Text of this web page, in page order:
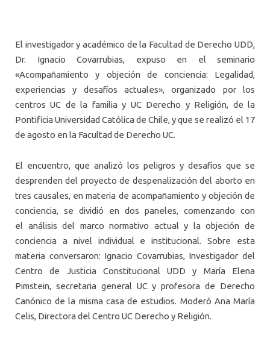
El investigador y académico de la Facultad de Derecho UDD,
Dr. Ignacio Covarrubias, expuso en el seminario
«Acompañamiento y objeción de conciencia: Legalidad,
experiencias y desafíos actuales», organizado por los
centros UC de la familia y UC Derecho y Religión, de la
Pontificia Universidad Católica de Chile, y que se realizó el 17
de agosto en la Facultad de Derecho UC.
El encuentro, que analizó los peligros y desafíos que se
desprenden del proyecto de despenalización del aborto en
tres causales, en materia de acompañamiento y objeción de
conciencia, se dividió en dos paneles, comenzando con
el análisis del marco normativo actual y la objeción de
conciencia a nivel individual e institucional. Sobre esta
materia conversaron: Ignacio Covarrubias, Investigador del
Centro de Justicia Constitucional UDD y María Elena
Pimstein, secretaria general UC y profesora de Derecho
Canónico de la misma casa de estudios. Moderó Ana María
Celis, Directora del Centro UC Derecho y Religión.